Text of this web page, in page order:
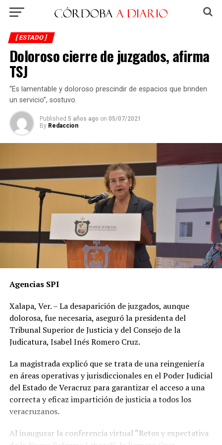
[ ESTADO ]
Doloroso cierre de juzgados, afirma
TSJ
“Es lamentable y doloroso prescindir de espacios que brinden
un servicio”, sostuvo.
Published 5 años ago on 05/07/2021
By Redaccion
Agencias SPI
Xalapa, Ver. – La desaparición de juzgados, aunque
dolorosa, fue necesaria, aseguró la presidenta del
Tribunal Superior de Justicia y del Consejo de la
Judicatura, Isabel Inés Romero Cruz.
La magistrada explicó que se trata de una reingeniería
en áreas operativas y jurisdiccionales en el Poder Judicial
del Estado de Veracruz para garantizar el acceso a una
correcta y eficaz impartición de justicia a todos los
veracruzanos.
Al inaugurar la conferencia virtual “Retos y expectativa